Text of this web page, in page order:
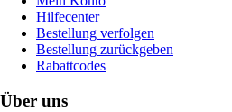
Hilfecenter
Bestellung verfolgen
Bestellung zurückgeben
Rabattcodes
Über uns